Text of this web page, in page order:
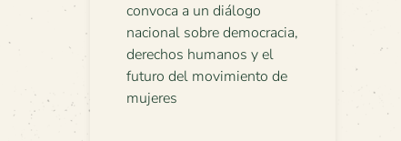
convoca a un diálogo
nacional sobre democracia,
derechos humanos y el
futuro del movimiento de
mujeres